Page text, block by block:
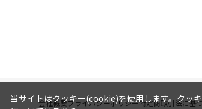
会社概要プライバシーポリシー特定商取引法に基
当サイトはクッキー(cookie)を使用します。クッ